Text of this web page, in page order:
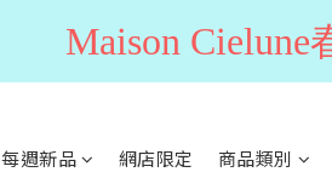
每週新品 網店限定 商品類別
Maison